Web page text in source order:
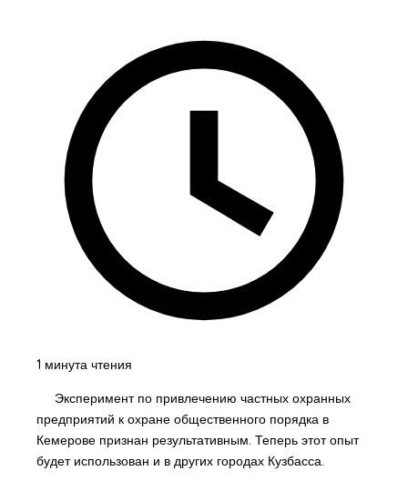
1 минута чтения
Эксперимент по привлечению частных охранных
предприятий к охране общественного порядка в
Кемерове признан результативным. Теперь этот опыт
будет использован и в других городах Кузбасса.